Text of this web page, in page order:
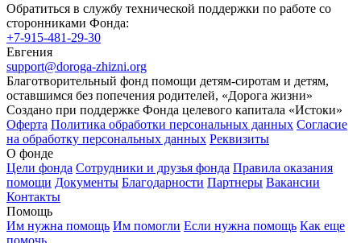
Обратиться в службу технической поддержки по работе со
сторонниками Фонда:
+7-915-481-29-30
Евгения
support@doroga-zhizni.org
Благотворительный фонд помощи детям-сиротам и детям,
оставшимся без попечения родителей, «Дорога жизни»
Создано при поддержке Фонда целевого капитала «Истоки»
Оферта Политика обработки персональных данных Согласие
на обработку персональных данных Реквизиты
О фонде
Цели фонда Сотрудники и друзья фонда Правила оказания
помощи Документы Благодарности Партнеры Вакансии
Контакты
Помощь
Им нужна помощь Им помогли Если нужна помощь Как еще
помочь